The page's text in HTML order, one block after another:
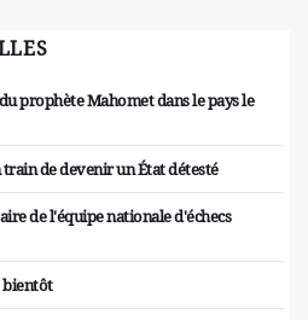
prophète Mahomet dans le pays le
de devenir un État détesté
de l'équipe nationale d'échecs
bientôt